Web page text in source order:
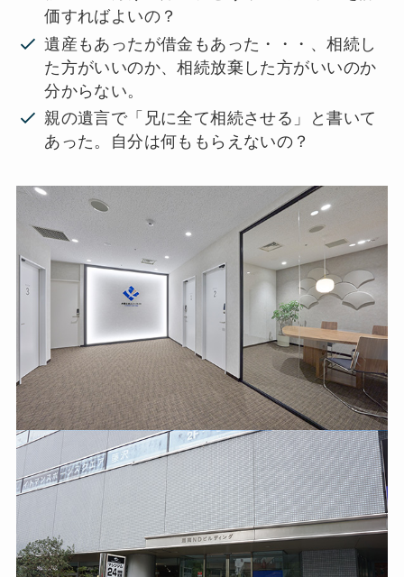
価すればよいの？
遺産もあったが借金もあった・・・、相続し
た方がいいのか、相続放棄した方がいいのか
分からない。
親の遺言で「兄に全て相続させる」と書いて
あった。自分は何ももらえないの？